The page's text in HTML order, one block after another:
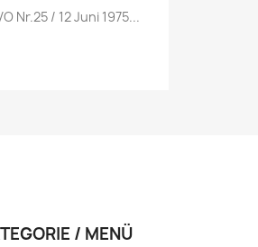
Vorschau
Nr.25 / 12 Juni 1975...
/ MENÜ